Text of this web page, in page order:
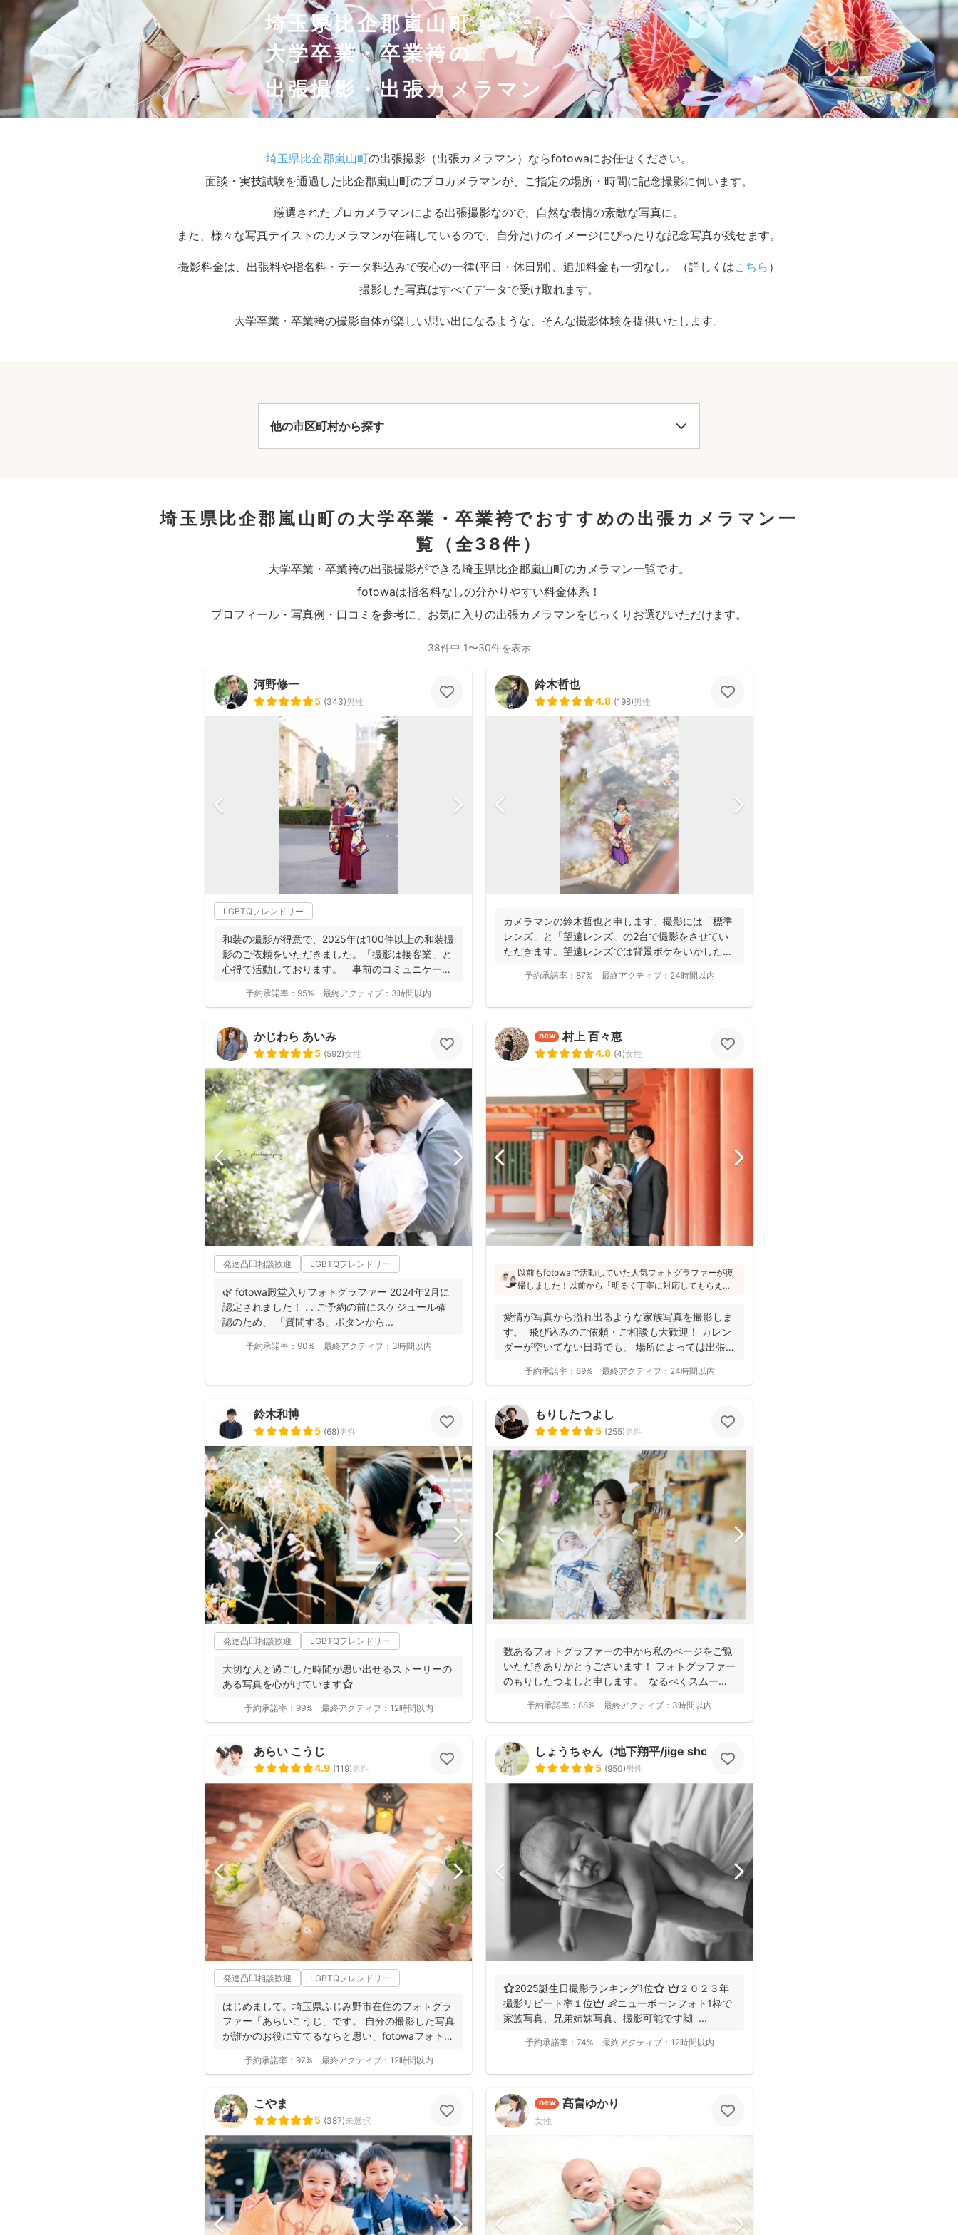
埼玉県比企郡嵐山町
大学卒業・卒業袴の
出張撮影・出張カメラマン
埼玉県比企郡嵐山町の出張撮影（出張カメラマン）ならfotowaにお任せください。
面談・実技試験を通過した比企郡嵐山町のプロカメラマンが、ご指定の場所・時間に記念撮影に伺います。
厳選されたプロカメラマンによる出張撮影なので、自然な表情の素敵な写真に。
また、様々な写真テイストのカメラマンが在籍しているので、自分だけのイメージにぴったりな記念写真が残せます。
撮影料金は、出張料や指名料・データ料込みで安心の一律(平日・休日別)、追加料金も一切なし。（詳しくはこちら ）
撮影した写真はすべてデータで受け取れます。
大学卒業・卒業袴の撮影自体が楽しい思い出になるような、そんな撮影体験を提供いたします。
他の市区町村から探す
埼玉県比企郡嵐山町の大学卒業・卒業袴でおすすめの出張カメラマン一
覧
（全38件）
大学卒業・卒業袴の出張撮影ができる埼玉県比企郡嵐山町のカメラマン一覧です。
fotowaは指名料なしの分かりやすい料金体系！
プロフィール・写真例・口コミを参考に、お気に入りの出張カメラマンをじっくりお選びいただけます。
38件中 1〜30件を表示
河野修一
5 (343)男性
LGBTQフレンドリー
和装の撮影が得意で、2025年は100件以上の和装撮
影のご依頼をいただきました。「撮影は接客業」と
心得て活動しております。 事前のコミュニケーシ
予約承諾率： 95% 最終アクティブ： 3時間以内
鈴木哲也
4.8 (198)男性
カメラマンの鈴木哲也と申します。撮影には「標準
レンズ」と「望遠レンズ」の2台で撮影をさせてい
ただきます。望遠レンズでは背景ボケをいかしたお
予約承諾率： 87% 最終アクティブ： 24時間以内
かじわら あいみ
5 (592)女性
発達凸凹相談歓迎 LGBTQフレンドリー
🌿 fotowa殿堂入りフォトグラファー 2024年2月に
認定されました！ . . ご予約の前にスケジュール確
認のため、 「質問する」ボタンから...
予約承諾率： 90% 最終アクティブ： 3時間以内
new 村上 百々恵
4.8 (4)女性
以前もfotowaで活動していた人気フォトグラファーが復
帰しました！以前から「明るく丁寧に対応してもらえ
と好評です♪特にニューボーンフォトは様々な研修を受講
し、クオリティ高いお写真をお届けされています(^^)
愛情が写真から溢れ出るような家族写真を撮影しま
す。 飛び込みのご依頼・ご相談も大歓迎！ カレン
ダーが空いてない日時でも、 場所によっては出張で
予約承諾率： 89% 最終アクティブ： 24時間以内
鈴木和博
5 (68)男性
発達凸凹相談歓迎 LGBTQフレンドリー
大切な人と過ごした時間が思い出せるストーリーの
ある写真を心がけています⭐️
予約承諾率： 99% 最終アクティブ： 12時間以内
もりしたつよし
5 (255)男性
数あるフォトグラファーの中から私のページをご覧
いただきありがとうございます！ フォトグラファー
のもりしたつよしと申します。 なるべくスムーズ
予約承諾率： 88% 最終アクティブ： 3時間以内
あらい こうじ
4.9 (119)男性
発達凸凹相談歓迎 LGBTQフレンドリー
はじめまして。埼玉県ふじみ野市在住のフォトグラ
ファー「あらいこうじ」です。 自分の撮影した写真
が誰かのお役に立てるならと思い、fotowaフォトグ
予約承諾率： 97% 最終アクティブ： 12時間以内
しょうちゃん（地下翔平/jige shohe）
5 (950)男性
⭐️2025誕生日撮影ランキング1位⭐️ 👑２０２３年
撮影リピート率１位👑 👶ニューボーンフォト1枠で
家族写真、兄弟姉妹写真、撮影可能です🙌 ...
予約承諾率： 74% 最終アクティブ： 12時間以内
こやま
5 (387)未選択
new 髙畠ゆかり
女性